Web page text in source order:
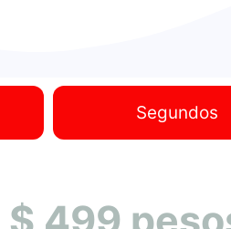
Segundos